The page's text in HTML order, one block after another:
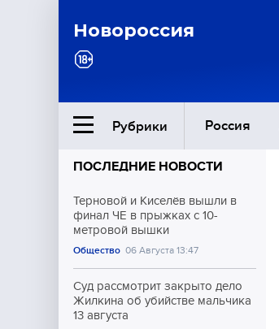
Новороссия
Рубрики Россия
Ближний Восток
Общество
Культура
ПОСЛЕДНИЕ НОВОСТИ
Терновой и Киселёв вышли в
финал ЧЕ в прыжках с 10-
метровой вышки
Общество 06 Августа 13:47
Суд рассмотрит закрыто дело
Жилкина об убийстве мальчика
13 августа